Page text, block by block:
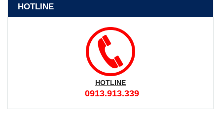
HOTLINE
HOTLINE
0913.913.339